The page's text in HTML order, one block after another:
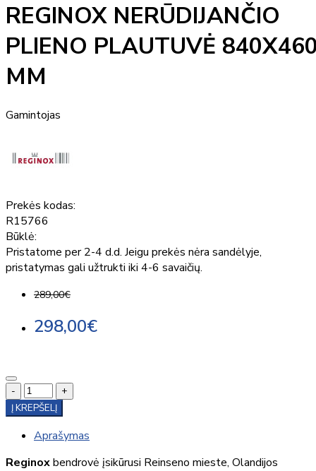
REGINOX NERŪDIJANČIO
PLIENO PLAUTUVĖ
MM
Gamintojas
Prekės kodas:
R15766
Būklė:
Pristatome per 2-4 d.d. Jeigu prekės nėra sandėlyje,
pristatymas gali užtrukti iki 4-6 savaičių.
289,00€
298,00€
-
+
Į KREPŠELĮ
Aprašymas
Reginoxbendrovė įsikūrusi Reinseno mieste, Olandijos